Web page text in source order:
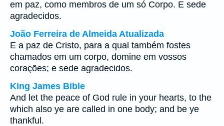
em paz, como membros de um só Corpo. E sede
agradecidos.
João Ferreira de Almeida Atualizada
E a paz de Cristo, para a qual também fostes
chamados em um corpo, domine em vossos
corações; e sede agradecidos.
King James Bible
And let the peace of God rule in your hearts, to the
which also ye are called in one body; and be ye
thankful.